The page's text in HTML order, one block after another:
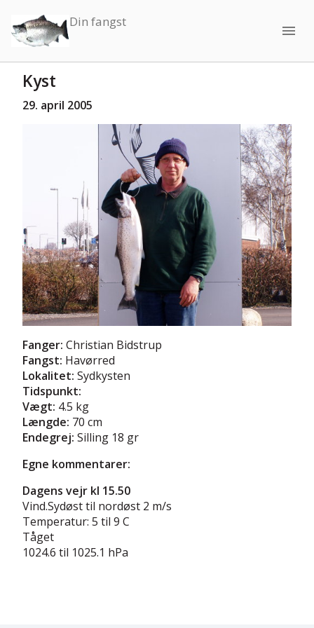
Din fangst
menu
Kyst
29. april 2005
Fanger: Christian Bidstrup
Fangst: Havørred
Lokalitet: Sydkysten
Tidspunkt:
Vægt: 4.5 kg
Længde: 70 cm
Endegrej: Silling 18 gr
Egne kommentarer:
Dagens vejr kl 15.50
Vind.Sydøst til nordøst 2 m/s
Temperatur: 5 til 9 C
Tåget
1024.6 til 1025.1 hPa